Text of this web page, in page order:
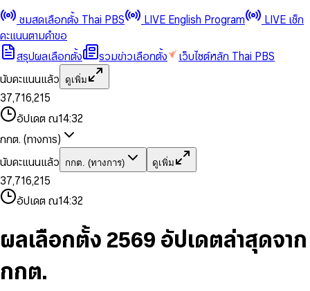
ชมสดเลือกตั้ง Thai PBS LIVE English Program
LIVE เช็ก
คะแนนตามคำขอ
สรุปผลเลือกตั้ง
รวมข่าวเลือกตั้ง
เว็บไซต์หลัก Thai PBS
นับคะแนนแล้ว
ดูเพิ่ม
0
1
2
3
4
5
6
8
9
0
1
2
3
4
5
6
7
8
9
,
0
1
2
4
6
7
8
9
0
1
2
3
4
5
6
7
8
9
0
1
3
5
6
7
8
9
,
1
2
4
5
7
8
9
0
1
3
4
6
7
8
9
0
2
3
4
5
7
8
อัปเดต ณ14:32
กกต. (ทางการ)
นับคะแนนแล้ว
กกต. (ทางการ) ดูเพิ่ม
0
1
2
3
4
5
7
8
0
1
2
4
5
6
7
8
9
,
0
1
2
4
6
7
8
9
0
1
2
3
5
6
8
9
0
1
3
5
6
7
8
,
1
2
4
6
7
9
0
1
3
5
6
8
9
0
2
3
4
5
7
9
อัปเดต ณ14:32
ผลเลือกตั้ง 2569 อัปเดตล่าสุดจาก
กกต.